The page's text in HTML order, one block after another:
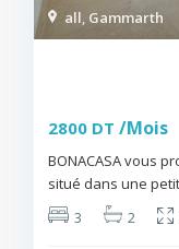
all, Gammarth
2800 DT /Mois
BONACASA vous
situé dans une
3
2